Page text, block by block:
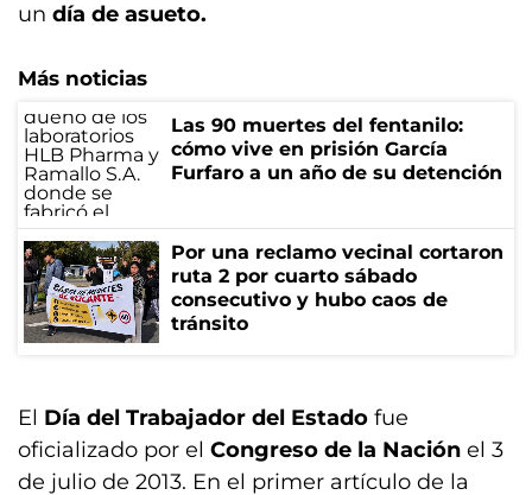
un día de asueto.
Más noticias
Las 90 muertes del fentanilo:
cómo vive en prisión García
Furfaro a un año de su detención
Por una reclamo vecinal cortaron
ruta 2 por cuarto sábado
consecutivo y hubo caos de
tránsito
El Día del Trabajador del Estado fue
oficializado por el Congreso de la Nación el 3
de julio de 2013. En el primer artículo de la